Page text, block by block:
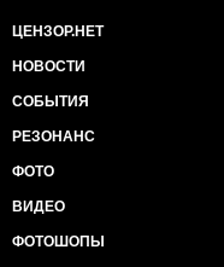
ЦЕНЗОР.НЕТ
НОВОСТИ
СОБЫТИЯ
РЕЗОНАНС
ФОТО
ВИДЕО
ФОТОШОПЫ